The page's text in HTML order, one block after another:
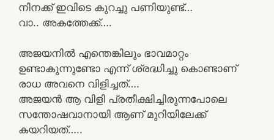
നിനക്ക് ഇവിടെ കുറച്ചു പണിയുണ്ട്…
വാ.. അകത്തേക്ക്….
അജയനിൽ എന്തെങ്കിലും ഭാവമാറ്റം
ഉണ്ടാകുന്നുണ്ടോ എന്ന് ശ്രദ്ധിച്ചു കൊണ്ടാണ്
രാധ അവനെ വിളിച്ചത്….
അജയൻ ആ വിളി പ്രതീക്ഷിച്ചിരുന്നപോലെ
സന്തോഷവാനായി ആണ് മുറിയിലേക്ക്
കയറിയത്…..